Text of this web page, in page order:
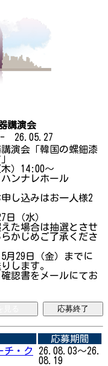
講演会
26.05.27
演会「韓国の螺鈿漆
木）14:00～
ンナレホール
し込みはお一人様2
日（水）
た場合は抽選とさせ
かじめご了承くださ
月29日（金）までに
します。
認書をメールにてお
応募終了
応募期間
チ・ク
26.08.03～26.
08.19